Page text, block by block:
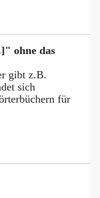
ohne das
gibt z.B.
sich
für